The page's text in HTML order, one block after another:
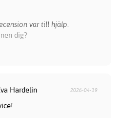
var till hjälp.
dig?
Hardelin 2026-04-19